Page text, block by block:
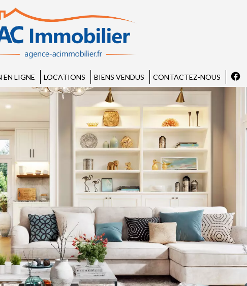
EN LIGNE LOCATIONS BIENS VENDUS CONTACTEZ-NOUS